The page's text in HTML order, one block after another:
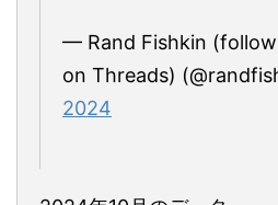
— Rand Fishkin
on Threads)
2024